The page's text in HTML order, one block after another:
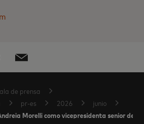
de prensa
pr-es 2026 junio
Morelli como vicepresidenta senior de